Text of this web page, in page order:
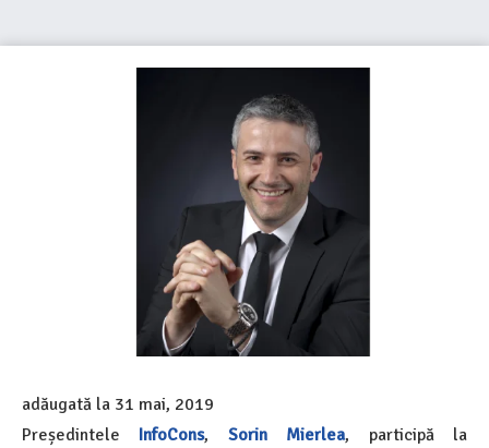
adăugată la 31 mai, 2019
Președintele InfoCons, Sorin Mierlea, participă la